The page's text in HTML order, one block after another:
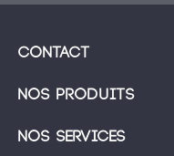
Contact
Nos produits
Nos services